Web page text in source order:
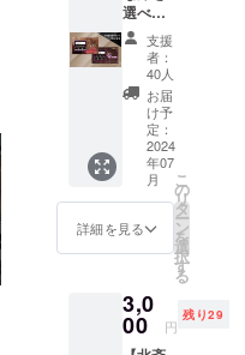
す。 ◆
日時:8
月27日
(火)19
時～ ◆
場:J:CO
Mホル
トホー
ル大
ホール
※メール
お送り
します
ので、
のリー
ディン
グ公演
「59DA
YS THE
READI
NG（原
作：野
上弥英
子「海
神
丸」）
（7月28
日
（日）
13時）
カード
はつき
ません
選べる
指定席
券】
『真ん
中辺り
で観た
い』
『通路
に近い
席がい
い』
等、お
客様の
希望に
定席券
です。
公演当
支援
者：
40人
お届
け予
定：
2024
年07
月
詳細を見る
こ
の
リ
タ
ー
ン
を
選
択
す
る
3,0
00 円
残り29